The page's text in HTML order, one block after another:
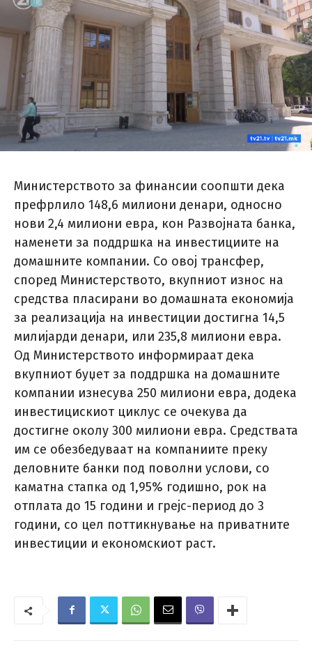
Министерството за финансии соопшти дека
префрлило 148,6 милиони денари, односно
нови 2,4 милиони евра, кон Развојната банка,
наменети за поддршка на инвестициите на
домашните компании. Со овој трансфер,
според Министерството, вкупниот износ на
средства пласирани во домашната економија
за реализација на инвестиции достигна 14,5
милијарди денари, или 235,8 милиони евра.
Од Министерството информираат дека
вкупниот буџет за поддршка на домашните
компании изнесува 250 милиони евра, додека
инвестицискиот циклус се очекува да
достигне околу 300 милиони евра. Средствата
им се обезбедуваат на компаниите преку
деловните банки под поволни услови, со
каматна стапка од 1,95% годишно, рок на
отплата до 15 години и грејс-период до 3
години, со цел поттикнување на приватните
инвестиции и економскиот раст.